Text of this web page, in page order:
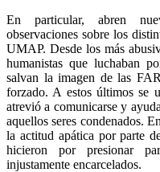
En particular, abren
observaciones sobre los
UMAP. Desde los más
humanistas que luchaban
salvan la imagen de las
forzado. A estos últimos se
atrevió a comunicarse y
aquellos seres condenados.
la actitud apática por parte
hicieron por presionar
injustamente encarcelados.